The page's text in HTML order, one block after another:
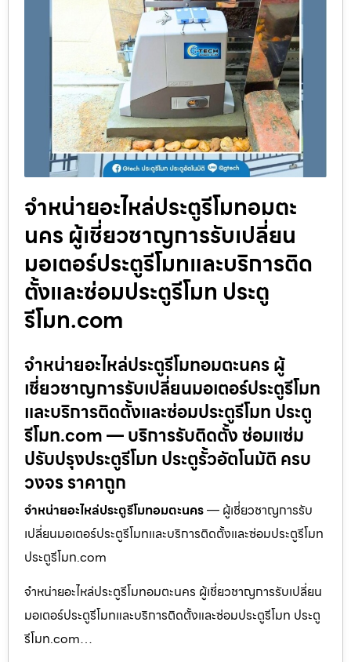
จำหน่ายอะไหล่ประตูรีโมทอมตะ
นคร ผู้เชี่ยวชาญการรับเปลี่ยน
มอเตอร์ประตูรีโมทและบริการติด
ตั้งและซ่อมประตูรีโมท ประตู
รีโมท.com
จำหน่ายอะไหล่ประตูรีโมทอมตะนคร ผู้
เชี่ยวชาญการรับเปลี่ยนมอเตอร์ประตูรีโมท
และบริการติดตั้งและซ่อมประตูรีโมท ประตู
รีโมท.com — บริการรับติดตั้ง ซ่อมแซ่ม
ปรับปรุงประตูรีโมท ประตูรั้วอัตโนมัติ ครบ
วงจร ราคาถูก
จำหน่ายอะไหล่ประตูรีโมทอมตะนคร— ผู้เชี่ยวชาญการรับ
เปลี่ยนมอเตอร์ประตูรีโมทและบริการติดตั้งและซ่อมประตูรีโมท
ประตูรีโมท.com
จำหน่ายอะไหล่ประตูรีโมทอมตะนคร ผู้เชี่ยวชาญการรับเปลี่ยน
มอเตอร์ประตูรีโมทและบริการติดตั้งและซ่อมประตูรีโมท ประตู
รีโมท.com…